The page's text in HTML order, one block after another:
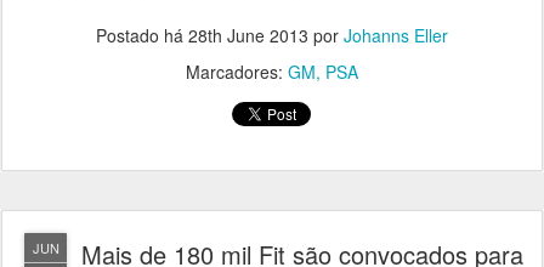
Postado há 28th June 2013 por Johanns Eller
Marcadores: GM PSA
JUN
Mais de 180 mil Fit são convocados para